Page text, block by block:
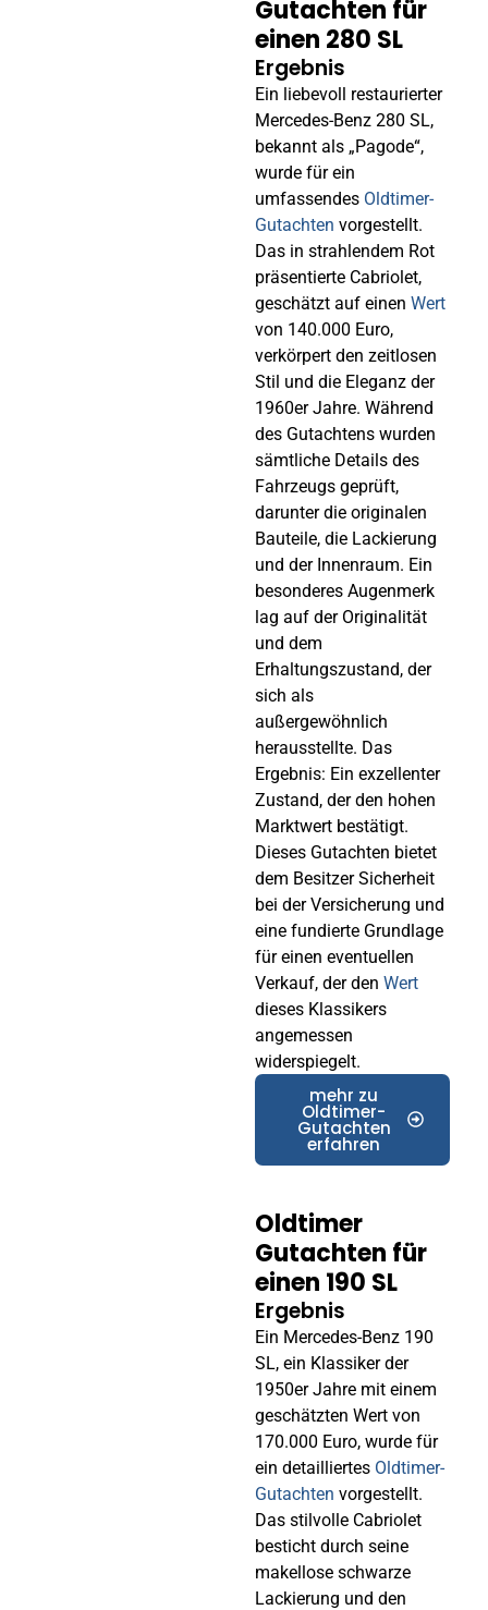
Gutachten für
einen 280 SL
Ergebnis
Ein liebevoll restaurierter
Mercedes-Benz 280 SL,
bekannt als „Pagode“,
wurde für ein
umfassendes Oldtimer-
Gutachten vorgestellt.
Das in strahlendem Rot
präsentierte Cabriolet,
geschätzt auf einen Wert
von 140.000 Euro,
verkörpert den zeitlosen
Stil und die Eleganz der
1960er Jahre. Während
des Gutachtens wurden
sämtliche Details des
Fahrzeugs geprüft,
darunter die originalen
Bauteile, die Lackierung
und der Innenraum. Ein
besonderes Augenmerk
lag auf der Originalität
und dem
Erhaltungszustand, der
sich als
außergewöhnlich
herausstellte. Das
Ergebnis: Ein exzellenter
Zustand, der den hohen
Marktwert bestätigt.
Dieses Gutachten bietet
dem Besitzer Sicherheit
bei der Versicherung und
eine fundierte Grundlage
für einen eventuellen
Verkauf, der den Wert
dieses Klassikers
angemessen
widerspiegelt.
mehr zu
Oldtimer-
Gutachten
erfahren
Oldtimer
Gutachten für
einen 190 SL
Ergebnis
Ein Mercedes-Benz 190
SL, ein Klassiker der
1950er Jahre mit einem
geschätzten Wert von
170.000 Euro, wurde für
ein detailliertes Oldtimer-
Gutachten vorgestellt.
Das stilvolle Cabriolet
besticht durch seine
makellose schwarze
Lackierung und den